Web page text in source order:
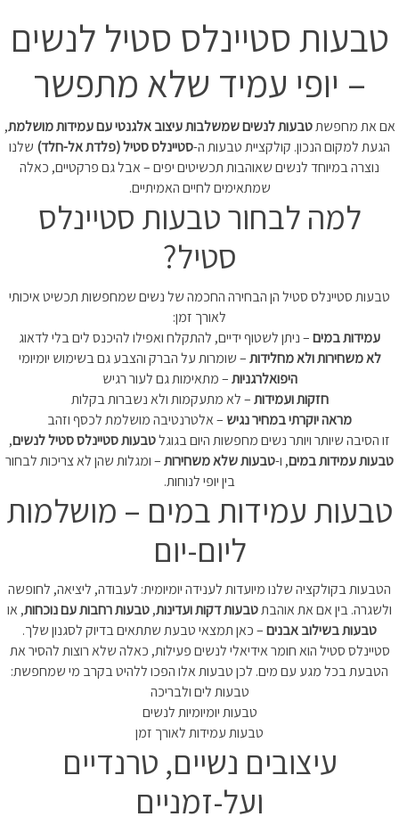
טבעות סטיינלס סטיל לנשים
– יופי עמיד שלא מתפשר
אם את מחפשתטבעות לנשים שמשלבות עיצוב אלגנטי עם עמידות מושלמת,
הגעת למקום הנכון. קולקציית טבעות ה-סטיינלס סטיל (פלדת אל-חלד) שלנו
נוצרה במיוחד לנשים שאוהבות תכשיטים יפים – אבל גם פרקטיים, כאלה
שמתאימים לחיים האמיתיים.
למה לבחור טבעות סטיינלס
סטיל?
טבעות סטיינלס סטיל הן הבחירה החכמה של נשים שמחפשות תכשיט איכותי
לאורך זמן:
עמידות במים– ניתן לשטוף ידיים, להתקלח ואפילו להיכנס לים בלי לדאוג
לא משחירות ולא מחלידות– שומרות על הברק והצבע גם בשימוש יומיומי
היפואלרגניות– מתאימות גם לעור רגיש
חזקות ועמידות– לא מתעקמות ולא נשברות בקלות
מראה יוקרתי במחיר נגיש – אלטרנטיבה מושלמת לכסף וזהב
זו הסיבה שיותר ויותר נשים מחפשות היום בגוגלטבעות סטיינלס סטיל לנשים,
טבעות עמידות במים, ו-טבעות שלא משחירות– ומגלות שהן לא צריכות לבחור
בין יופי לנוחות.
טבעות עמידות במים – מושלמות
ליום-יום
הטבעות בקולקציה שלנו מיועדות לענידה יומיומית: לעבודה, ליציאה, לחופשה
ולשגרה. בין אם את אוהבתטבעות דקות ועדינות,טבעות רחבות עם נוכחות, או
טבעות בשילוב אבנים– כאן תמצאי טבעת שתתאים בדיוק לסגנון שלך.
סטיינלס סטיל הוא חומר אידיאלי לנשים פעילות, כאלה שלא רוצות להסיר את
הטבעת בכל מגע עם מים. לכן טבעות אלו הפכו ללהיט בקרב מי שמחפשת:
טבעות לים ולבריכה
טבעות יומיומיות לנשים
טבעות עמידות לאורך זמן
עיצובים נשיים, טרנדיים
ועל-זמניים